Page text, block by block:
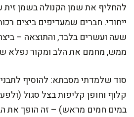
להחליף את שמן הקנולה בשמן זית
ייחודי. חברים שמעדיפים ביצים
שעה ועשרים בלבד, והתוצאה –
ממש, מחמם את הלב ומקור נפלא
סוד שלמדתי מסבתא: להוסיף
קלוף וחופן קליפות בצל סגול
במים חמים מראש) – זה הופך את